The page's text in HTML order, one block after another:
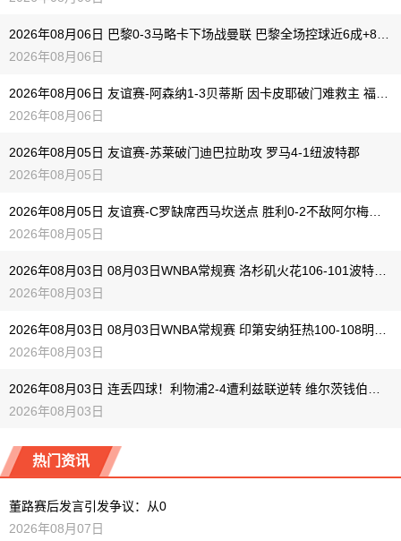
2026年08月06日
2026年08月06日
2026年08月05日 友谊赛-苏莱破门迪巴拉助攻 罗马4-1纽波特郡
2026年08月05日
2026年08月05日
2026年08月03日
2026年08月03日
2026年08月03日
热门资讯
董路赛后发言引发争议：从0
2026年08月07日